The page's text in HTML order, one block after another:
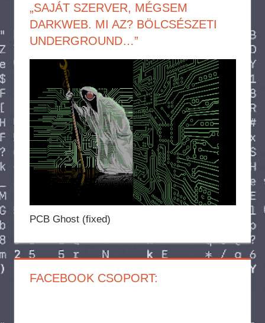
„SAJÁT SZERVER, MÉGSEM
DARKWEB. MI AZ? BÖLCSÉSZETI
UNDERGROUND…”
PCB Ghost (fixed)
FACEBOOK CSOPORT: